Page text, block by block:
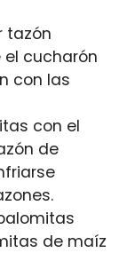
tazón
cucharón
con las
con el
de
de maíz